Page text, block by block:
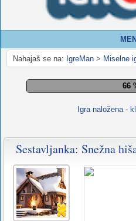
Nahajaš se na: IgreMan > Miselne
71
Igra naložena -
Sestavljanka: Snežna